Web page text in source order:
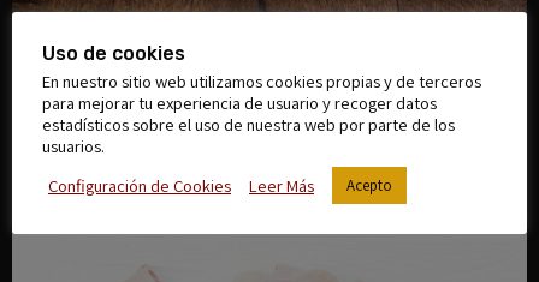
España, el Cerdo, te explicamos desde su procedencia hasta
sus mejores piezas.
El Pollo
Uso de cookies
En nuestro sitio web utilizamos cookies propias y de terceros
para mejorar tu experiencia de usuario y recoger datos
estadísticos sobre el uso de nuestra web por parte de los
usuarios.
Configuración de Cookies
Leer Más Acepto